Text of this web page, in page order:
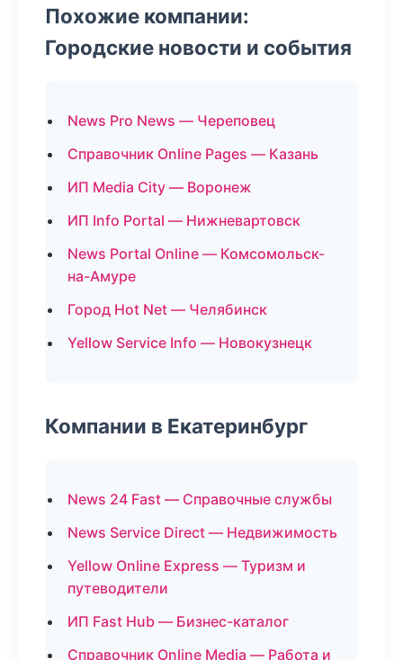
Похожие компании:
Городские новости и события
News Pro News — Череповец
Справочник Online Pages — Казань
ИП Media City — Воронеж
ИП Info Portal — Нижневартовск
News Portal Online — Комсомольск-
на-Амуре
Город Hot Net — Челябинск
Yellow Service Info — Новокузнецк
Компании в Екатеринбург
News 24 Fast — Справочные службы
News Service Direct — Недвижимость
Yellow Online Express — Туризм и
путеводители
ИП Fast Hub — Бизнес-каталог
Справочник Online Media — Работа и